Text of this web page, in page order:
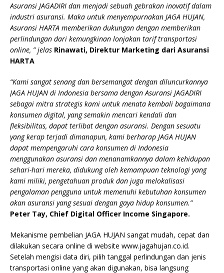
Asuransi JAGADIRI dan menjadi sebuah gebrakan inovatif dalam
industri asuransi. Maka untuk menyempurnakan JAGA HUJAN,
Asuransi HARTA memberikan dukungan dengan memberikan
perlindungan dari kemungkinan lonjakan tarif transportasi
online, ” jelas Rinawati, Direktur Marketing dari Asuransi
HARTA
“Kami sangat senang dan bersemangat dengan diluncurkannya
JAGA HUJAN di Indonesia bersama dengan Asuransi JAGADIRI
sebagai mitra strategis kami untuk menata kembali bagaimana
konsumen digital, yang semakin mencari kendali dan
fleksibilitas, dapat terlibat dengan asuransi. Dengan sesuatu
yang kerap terjadi dimanapun, kami berharap JAGA HUJAN
dapat mempengaruhi cara konsumen di Indonesia
menggunakan asuransi dan menanamkannya dalam kehidupan
sehari-hari mereka, didukung oleh kemampuan teknologi yang
kami miliki, pengetahuan produk dan juga melokalisasi
pengalaman pengguna untuk memenuhi kebutuhan konsumen
akan asuransi yang sesuai dengan gaya hidup konsumen.”
Peter Tay, Chief Digital Officer Income Singapore.
Mekanisme pembelian JAGA HUJAN sangat mudah, cepat dan
dilakukan secara online di website www.jagahujan.co.id.
Setelah mengisi data diri, pilih tanggal perlindungan dan jenis
transportasi online yang akan digunakan, bisa langsung